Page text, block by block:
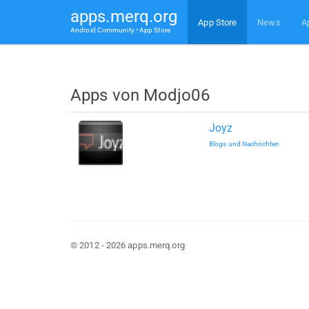
apps.merq.org
Android Community • App Store
App Store News
Apps von Modjo06
Joyz
Blogs und Nachrichten
© 2012 - 2026 apps.merq.org